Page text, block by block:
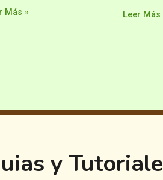
Más » Leer Más
y